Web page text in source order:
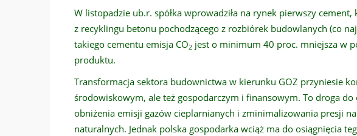
W listopadzie ub.r. spółka wprowadziła na rynek pierwszy
z recyklingu betonu pochodzącego z rozbiórek budowlanych (co
takiego cementu emisja CO2 jest o minimum 40 proc. mniejsza w
produktu.
Transformacja sektora budownictwa w kierunku GOZ przyniesie
środowiskowym, ale też gospodarczym i finansowym. To droga
obniżenia emisji gazów cieplarnianych i zminimalizowania presji
naturalnych. Jednak polska gospodarka wciąż ma do osiągnięcia